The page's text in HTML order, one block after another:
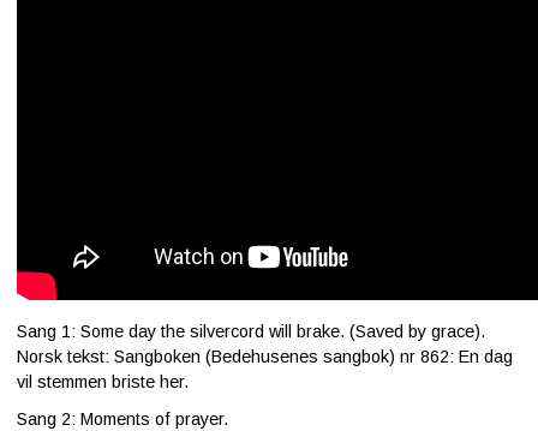
Sang 1: Some day the silvercord will brake. (Saved by grace).
Norsk tekst: Sangboken (Bedehusenes sangbok) nr 862: En dag
vil stemmen briste her.
Sang 2: Moments of prayer.